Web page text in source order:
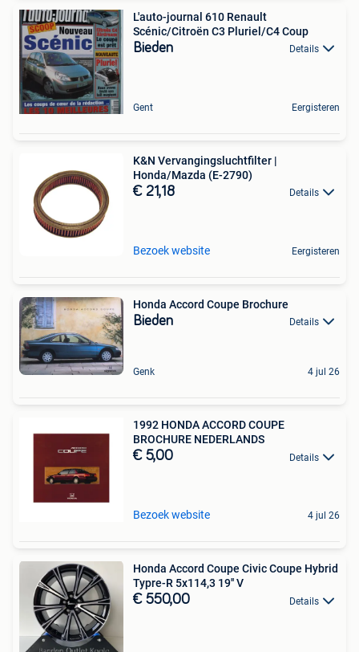
L'auto-journal 610 Renault
Scénic/Citroën C3 Pluriel/C4 Coup
Bieden Details
Gent Eergisteren
K&N Vervangingsluchtfilter |
Honda/Mazda (E-2790)
€ 21,18 Details
Bezoek website Eergisteren
Honda Accord Coupe Brochure
Bieden Details
Genk 4 jul 26
1992 HONDA ACCORD COUPE
BROCHURE NEDERLANDS
€ 5,00 Details
Bezoek website 4 jul 26
Honda Accord Coupe Civic Coupe Hybrid
Typre-R 5x114,3 19'' V
€ 550,00 Details